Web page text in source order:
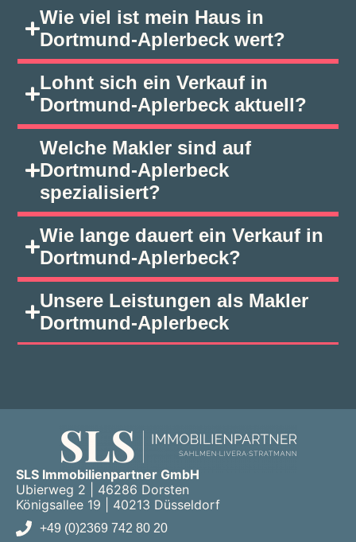
Wie viel ist mein Haus in
Dortmund‑Aplerbeck wert?
Lohnt sich ein Verkauf in
Dortmund‑Aplerbeck aktuell?
Welche Makler sind auf
Dortmund‑Aplerbeck
spezialisiert?
Wie lange dauert ein Verkauf in
Dortmund‑Aplerbeck?
Unsere Leistungen als Makler
Dortmund‑Aplerbeck
SLS Immobilienpartner GmbH
Ubierweg 2 | 46286 Dorsten
Königsallee 19 | 40213 Düsseldorf
+49 (0)2369 742 80 20